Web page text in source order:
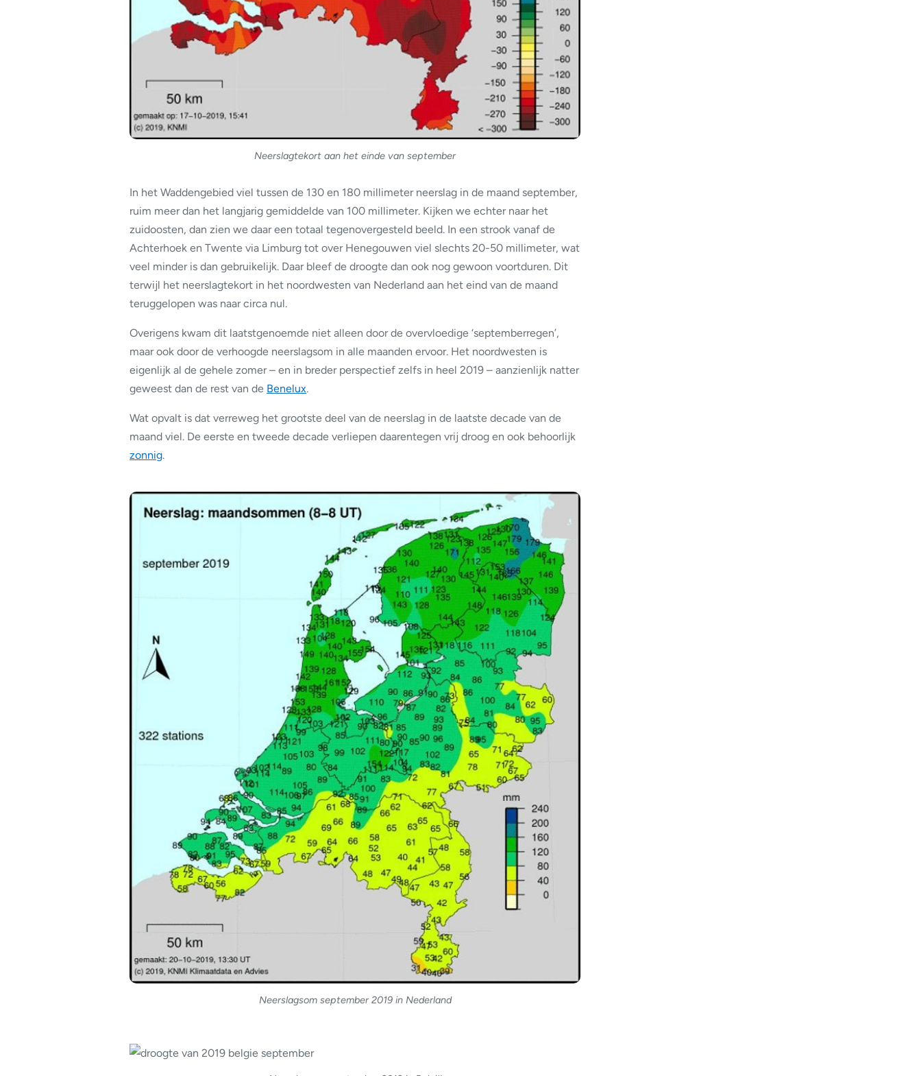
Neerslagtekort aan het einde van september
In het Waddengebied viel tussen de 130 en 180 millimeter neerslag in de maand september,
ruim meer dan het langjarig gemiddelde van 100 millimeter. Kijken we echter naar het
zuidoosten, dan zien we daar een totaal tegenovergesteld beeld. In een strook vanaf de
Achterhoek en Twente via Limburg tot over Henegouwen viel slechts 20-50 millimeter, wat
veel minder is dan gebruikelijk. Daar bleef de droogte dan ook nog gewoon voortduren. Dit
terwijl het neerslagtekort in het noordwesten van Nederland aan het eind van de maand
teruggelopen was naar circa nul.
Overigens kwam dit laatstgenoemde niet alleen door de overvloedige ‘septemberregen’,
maar ook door de verhoogde neerslagsom in alle maanden ervoor. Het noordwesten is
eigenlijk al de gehele zomer – en in breder perspectief zelfs in heel 2019 – aanzienlijk natter
geweest dan de rest van de Benelux.
Wat opvalt is dat verreweg het grootste deel van de neerslag in de laatste decade van de
maand viel. De eerste en tweede decade verliepen daarentegen vrij droog en ook behoorlijk
zonnig.
Neerslagsom september 2019 in Nederland